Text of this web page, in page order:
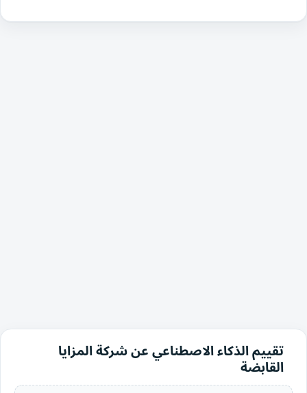
تقييم الذكاء الاصطناعي عن شركة المزايا
القابضة